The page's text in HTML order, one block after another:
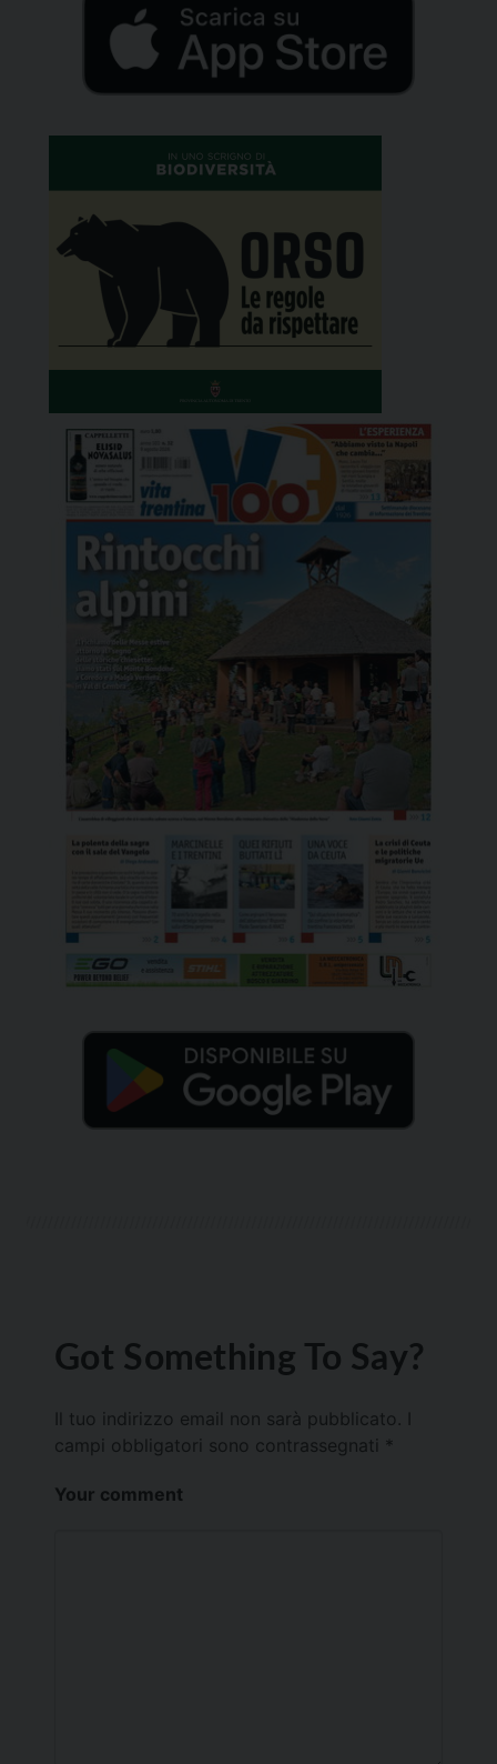
Got Something To Say?
Il tuo indirizzo email non sarà pubblicato.
campi obbligatori sono contrassegnati *
Your comment